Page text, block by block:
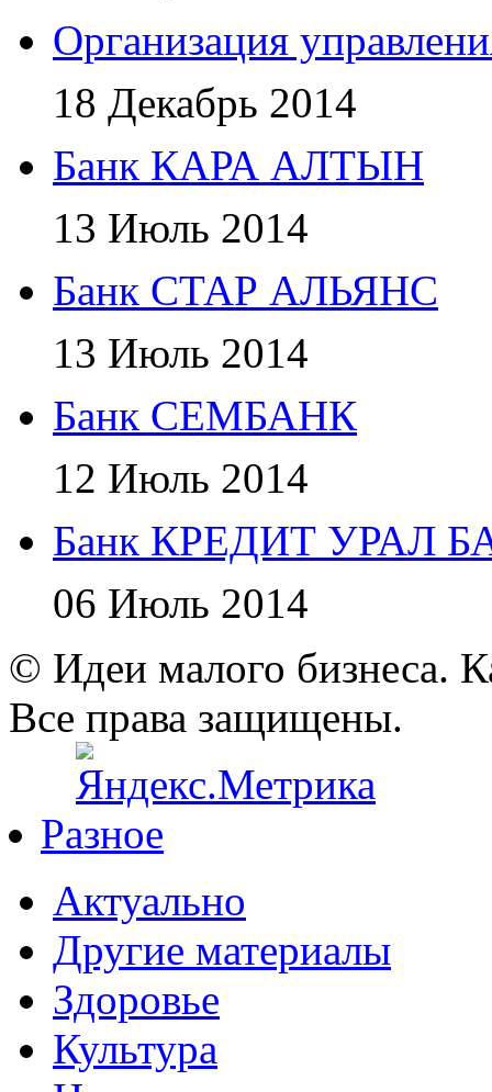
Организация
18 Декабрь 2014
Банк КАРА АЛТЫН
13 Июль 2014
Банк СТАР АЛЬЯНС
13 Июль 2014
Банк СЕМБАНК
12 Июль 2014
Банк КРЕДИТ УРАЛ
06 Июль 2014
© Идеи малого бизнеса.
Все права защищены.
Разное
Актуально
Другие материалы
Здоровье
Культура